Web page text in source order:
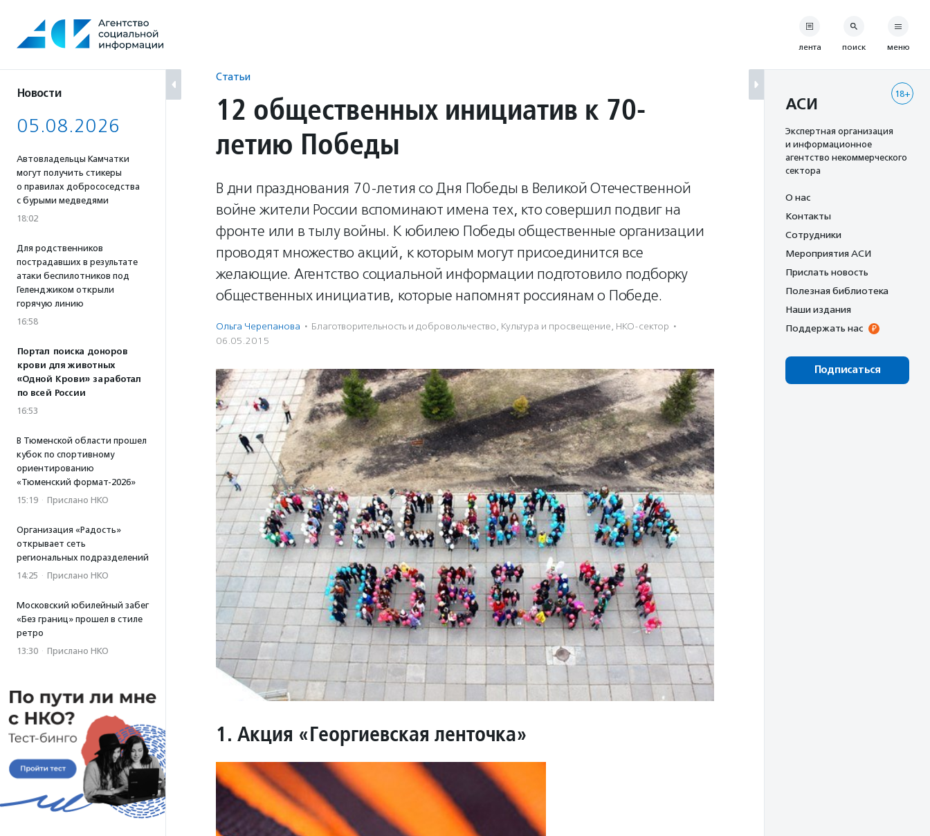
содержанию
Новости
05.08.2026
Автовладельцы Камчатки
могут получить стикеры
о правилах добрососедства
с бурыми медведями
18:02
Для родственников
пострадавших в результате
атаки беспилотников под
Геленджиком открыли
горячую линию
16:58
Портал поиска доноров
крови для животных
«Одной Крови» заработал
по всей России
16:53
В Тюменской области прошел
кубок по спортивному
ориентированию
«Тюменский формат-2026»
15:19 · Прислано НКО
Организация «Радость»
открывает сеть
региональных подразделений
14:25 · Прислано НКО
Московский юбилейный забег
«Без границ» прошел в стиле
ретро
13:30 · Прислано НКО
Статьи
12 общественных инициатив к 70-
летию Победы
В дни празднования 70-летия со Дня Победы в Великой Отечественной
войне жители России вспоминают имена тех, кто совершил подвиг на
фронте или в тылу войны. К юбилею Победы общественные организации
проводят множество акций, к которым могут присоединится все
желающие. Агентство социальной информации подготовило подборку
общественных инициатив, которые напомнят россиянам о Победе.
Ольга Черепанова · Благотвори­тель­ность и доброволь­чест­во, Культура и просвещение, НКО-сектор ·
06.05.2015
1. Акция «Георгиевская ленточка»
лента поиск меню
18+
АСИ
Экспертная организация
и информационное
агентство некоммерческого
сектора
О нас
Контакты
Сотрудники
Мероприятия АСИ
Прислать новость
Полезная библиотека
Наши издания
Поддержать нас
Подписаться